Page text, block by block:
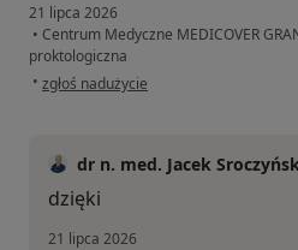
21 lipca 2026
• Centrum Medyczne MEDICOVER
proktologiczna
• w opinii użytkownika Agata
zgłoś nadużycie
dr n. med. Jacek
dzięki
21 lipca 2026